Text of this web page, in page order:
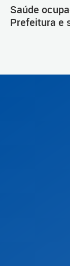
Saúde
Prefeitura e